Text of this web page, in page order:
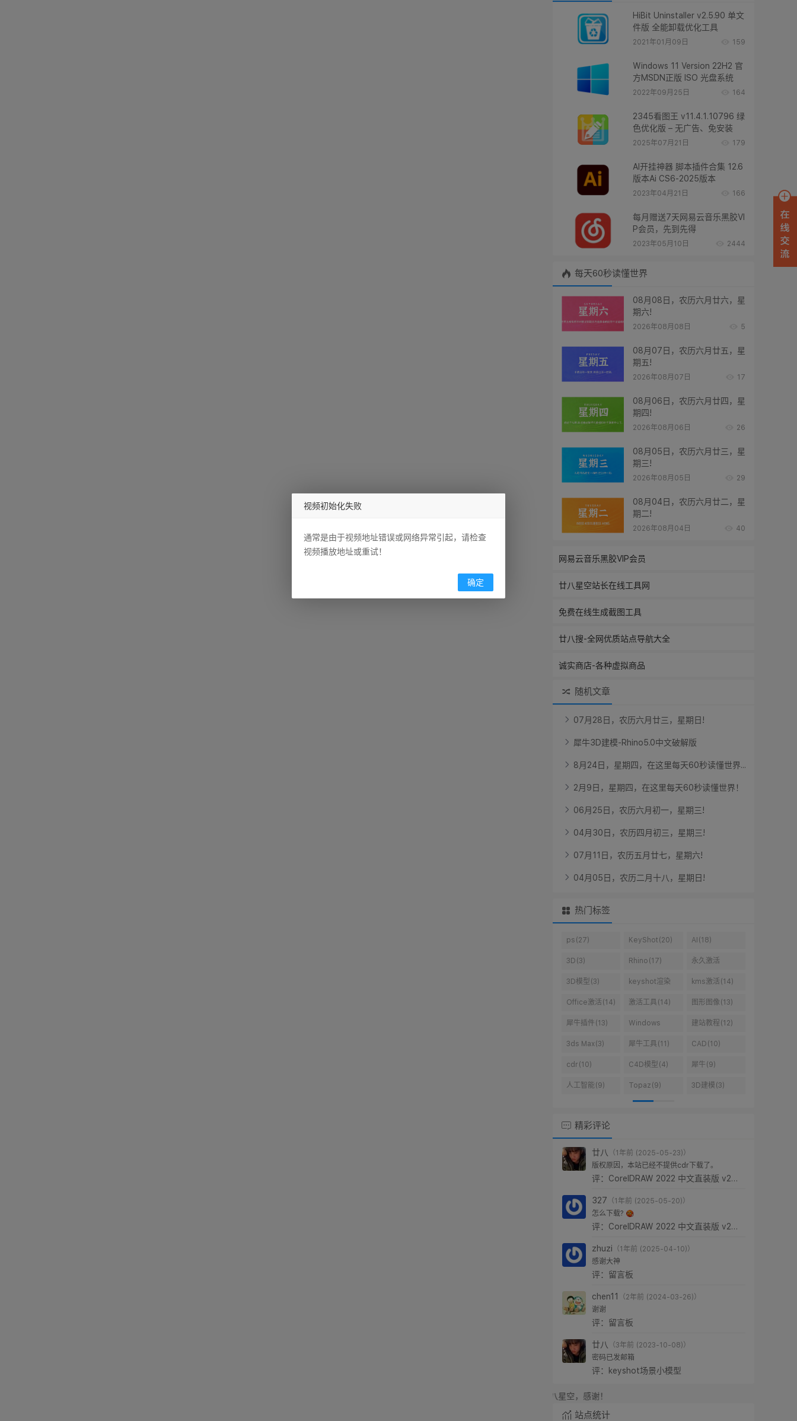
HiBit Uninstaller v2.5.90 单文
件版 全能卸载优化工具
2021年01月09日 159
Windows 11 Version 22H2 官
方MSDN正版 ISO 光盘系统
2022年09月25日 164
2345看图王 v11.4.1.10796 绿
色优化版 – 无广告、免安装
2025年07月21日 179
AI开挂神器 脚本插件合集 12.6
版本Ai CS6-2025版本
2023年04月21日 166
每月赠送7天网易云音乐黑胶VI
P会员，先到先得
2023年05月10日 2444
每天60秒读懂世界
08月08日，农历六月廿六，星
期六!
2026年08月08日 5
08月07日，农历六月廿五，星
期五!
2026年08月07日 17
08月06日，农历六月廿四，星
期四!
2026年08月06日 26
08月05日，农历六月廿三，星
期三!
2026年08月05日 29
08月04日，农历六月廿二，星
期二!
2026年08月04日 40
网易云音乐黑胶VIP会员
廿八星空站长在线工具网
免费在线生成截图工具
廿八搜-全网优质站点导航大全
诚实商店-各种虚拟商品
随机文章
07月 28 日 ， 农历六月 廿三， 星期 日 !
犀牛3D建模-Rhino5.0中文破解版
8月 24 日 ， 星期 四 ， 在这里每天60秒读懂世界...
2月 9 日 ， 星期 四 ， 在这里每天60秒读懂世界 ！
06月 25 日 ， 农历六月 初一， 星期 三!
04月 30 日 ， 农历四 月 初三， 星期 三!
07月 1 1 日 ， 农历五 月 廿七， 星期六!
04月 05 日 ， 农历二 月 十八 ， 星期 日 !
热门标签
ps(27) KeyShot(20) AI(18)
3D(3) Rhino(17) 永久激活
win10(10)
3D模型(3) keyshot渲染
(14)
kms激活(14)
Office激活(14) 激活工具(14) 图形图像(13)
犀牛插件(13) Windows
10(10)
建站教程(12)
3ds Max(3) 犀牛工具(11) CAD(10)
cdr(10) C4D模型(4) 犀牛(9)
人工智能(9) Topaz(9) 3D建模(3)
精彩评论
廿八
（1年前 (2025-05-23)）
版权原因，本站已经不提供cdr下载了。
评：CorelDRAW 2022 中文直装版 v24.0.0.301
327 （1年前 (2025-05-20)）
怎么下载?
评：CorelDRAW 2022 中文直装版 v24.0.0.301
zhuzi （1年前 (2025-04-10)）
感谢大神
评：留言板
chen11
（2年前 (2024-03-26)）
谢谢
评：留言板
廿八
（3年前 (2023-10-08)）
密码已发邮箱
评：keyshot场景小模型
朋友们可以点网站广告增加广告点击量，支持廿八星空，感谢！
站点统计
视频初始化失败
通常是由于视频地址错误或网络异常引起，请检查
视频播放地址或重试！
确定